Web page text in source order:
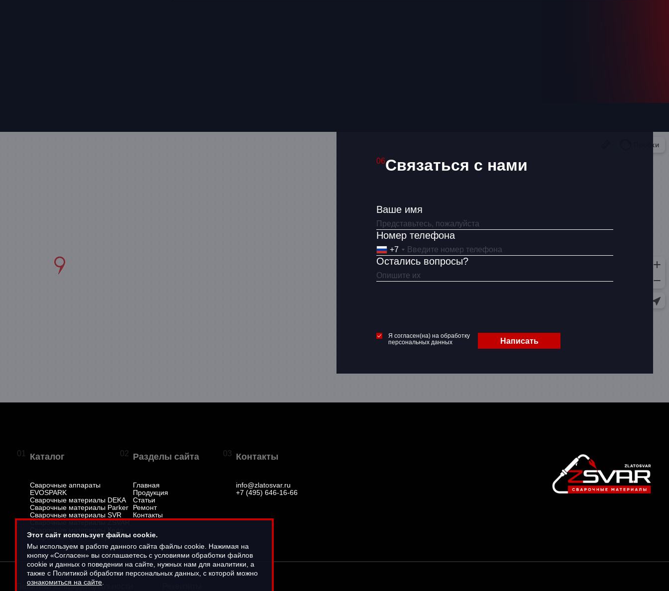
06Связаться с нами
Ваше имя
Номер телефона
+7
Остались вопросы?
Я согласен(на) на обработку
персональных данных
Написать
01 Каталог
Сварочные аппараты
EVOSPARK
Сварочные материалы DEKA
Сварочные материалы Parker
Сварочные материалы SVR
Сварочные материалы ZSVAR
Сварочный флюс Астер
02 Разделы сайта
Главная
Продукция
Статьи
Ремонт
Контакты
03 Контакты
info@zlatosvar.ru
+7 (495) 646-16-66
Политика конфиденциальности
Этот сайт использует файлы cookie.
Мы используем в работе данного сайта файлы cookie. Нажимая на
кнопку «Согласен» вы соглашаетесь с условиями обработки файлов
cookie и данных о поведении на сайте, нужных нам для аналитики, а
также с Политикой обработки персональных данных, с которой можно
ознакомиться на сайте